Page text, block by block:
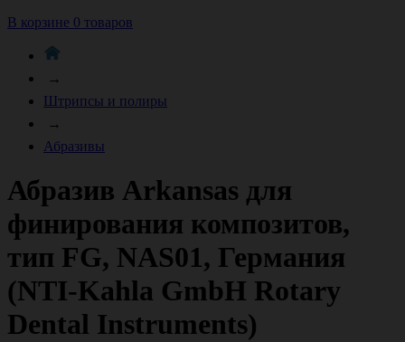
В корзине 0 товаров
→
Штрипсы и полиры
→
Абразивы
Абразив Arkansas для
финирования композитов,
тип FG, NAS01, Германия
(NTI-Kahla GmbH Rotary
Dental Instruments)